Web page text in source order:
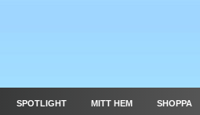
SPOTLIGHT MITT HEM SHOPPA